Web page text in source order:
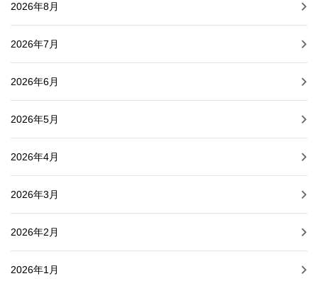
2026年8月
2026年7月
2026年6月
2026年5月
2026年4月
2026年3月
2026年2月
2026年1月